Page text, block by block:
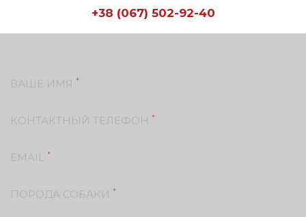
+38 (067) 502-92-40
ВАШЕ ИМЯ *
КОНТАКТНЫЙ ТЕЛЕФОН *
EMAIL *
ПОРОДА СОБАКИ *